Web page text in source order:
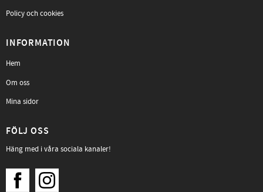
Policy och cookies
INFORMATION
Hem
Om oss
Mina sidor
FÖLJ OSS
Häng med i våra sociala kanaler!